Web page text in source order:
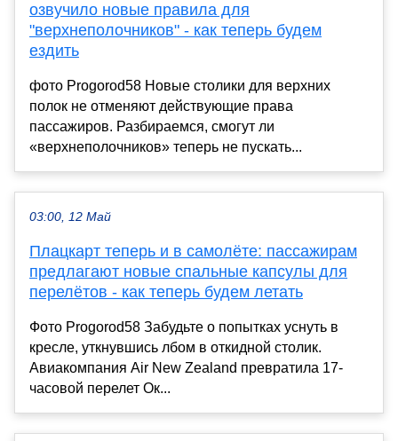
озвучило новые правила для
"верхнеполочников" - как теперь будем
ездить
фото Progorod58 Новые столики для верхних
полок не отменяют действующие права
пассажиров. Разбираемся, смогут ли
«верхнеполочников» теперь не пускать...
03:00, 12 Май
Плацкарт теперь и в самолёте: пассажирам
предлагают новые спальные капсулы для
перелётов - как теперь будем летать
Фото Progorod58 Забудьте о попытках уснуть в
кресле, уткнувшись лбом в откидной столик.
Авиакомпания Air New Zealand превратила 17-
часовой перелет Ок...